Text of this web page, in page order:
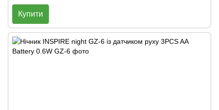
Купити